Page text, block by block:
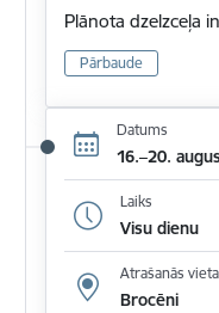
Plānota dzelzceļa
Pārbaude
Datums
16.–20.
Laiks
Visu dienu
Atrašanās vieta
Brocēni